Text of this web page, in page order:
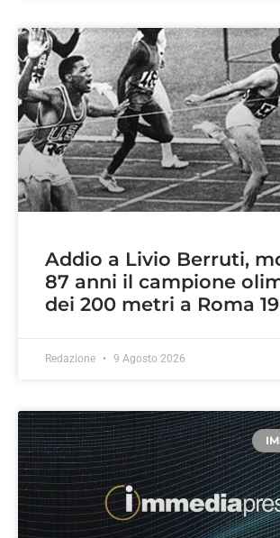
Addio a Livio Berruti,
87 anni il campione
dei 200 metri a Roma
Redazione 9 Agosto 2026